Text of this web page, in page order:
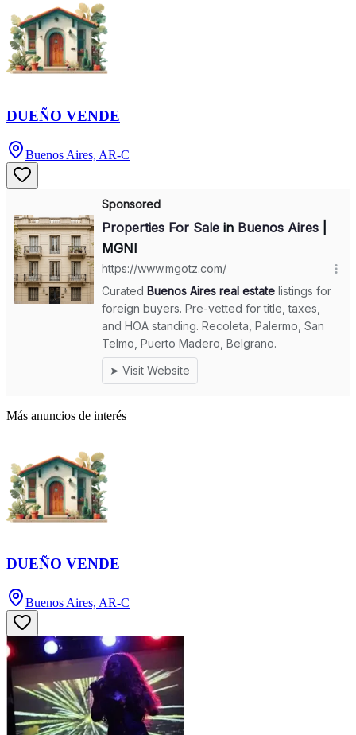
DUEÑO VENDE
Buenos Aires, AR-C
Más anuncios de interés
DUEÑO VENDE
Buenos Aires, AR-C